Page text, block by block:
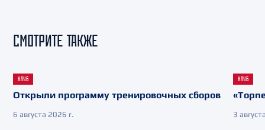
СМОТРИТЕ ТАКЖЕ
КЛУБ
Открыли программу тренировочных сборов
6 августа 2026 г.
КЛУБ
3